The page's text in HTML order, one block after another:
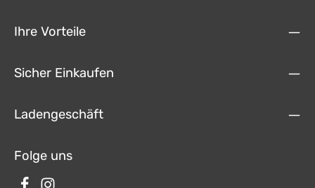
Ihre Vorteile
Sicher Einkaufen
Ladengeschäft
Folge uns